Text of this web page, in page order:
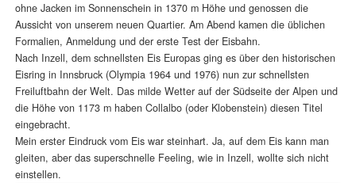
ohne Jacken im Sonnenschein in 1370 m Höhe und genossen die
Aussicht von unserem neuen Quartier. Am Abend kamen die üblichen
Formalien, Anmeldung und der erste Test der Eisbahn.
Nach Inzell, dem schnellsten Eis Europas ging es über den historischen
Eisring in Innsbruck (Olympia 1964 und 1976) nun zur schnellsten
Freiluftbahn der Welt. Das milde Wetter auf der Südseite der Alpen und
die Höhe von 1173 m haben Collalbo (oder Klobenstein) diesen Titel
eingebracht.
Mein erster Eindruck vom Eis war steinhart. Ja, auf dem Eis kann man
gleiten, aber das superschnelle Feeling, wie in Inzell, wollte sich nicht
einstellen.